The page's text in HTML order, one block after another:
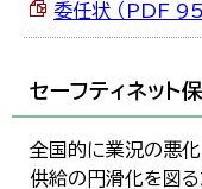
委任状 （PDF
セーフティネット
全国的に業況の悪
供給の円滑化を図る